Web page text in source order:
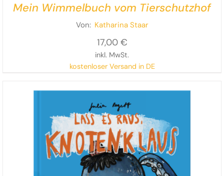
Mein Wimmelbuch vom Tierschutzhof
Von: Katharina Staar
17,00 €
inkl. MwSt.
kostenloser Versand in DE